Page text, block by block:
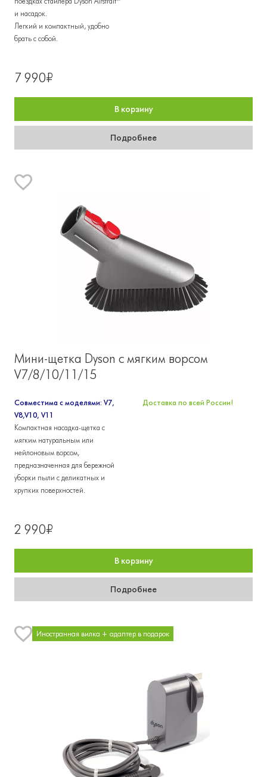
и насадок.
Легкий и компактный, удобно
брать с собой.
7 990₽
В корзину
Подробнее
Мини-щетка Dyson с мягким ворсом
V7/8/10/11/15
Совместима с моделями: V7,
V8,V10, V11
Компактная насадка-щетка с
мягким натуральным или
нейлоновым ворсом,
предназначенная для бережной
уборки пыли с деликатных и
хрупких поверхностей.
Доставка по всей России!
2 990₽
В корзину
Подробнее
Иностранная вилка + адаптер в подарок